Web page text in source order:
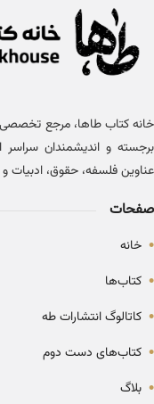
برجسته و اندیشمندان سراسر
عناوین فلسفه، حقوق،
صفحات
• خانه
• کتاب‌ها
• کاتالوگ انتشارات طه
• کتاب‌های دست دوم
• بلاگ